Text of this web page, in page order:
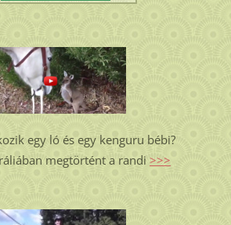
egy ló és egy kenguru bébi?
megtörtént a randi >>>